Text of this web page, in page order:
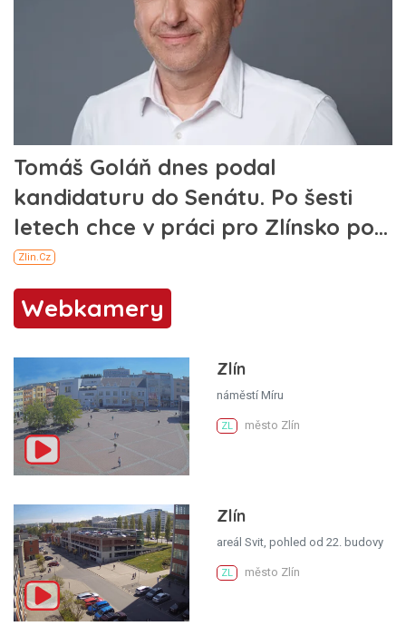
Webkamery
Zlín
náměstí Míru
ZL město Zlín
Zlín
areál Svit, pohled od 22. budovy
ZL město Zlín